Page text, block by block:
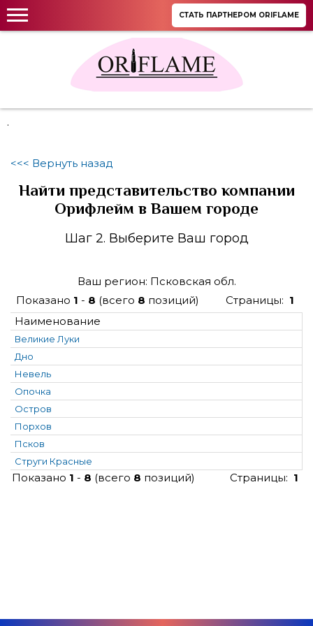
СТАТЬ ПАРТНЕРОМ ORIFLAME
.
<<< Вернуть назад
Найти представительство компании
Орифлейм в Вашем городе
Шаг 2. Выберите Ваш город
Ваш регион: Псковская обл.
Показано 1 - 8 (всего 8 позиций) Страницы: 1
Наименование
Великие Луки
Дно
Невель
Опочка
Остров
Порхов
Псков
Струги Красные
Показано 1 - 8 (всего 8 позиций) Страницы: 1